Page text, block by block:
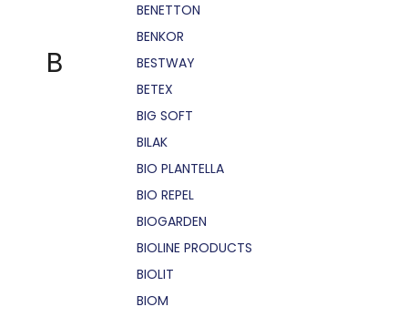
B
BENETTON
BENKOR
BESTWAY
BETEX
BIG SOFT
BILAK
BIO PLANTELLA
BIO REPEL
BIOGARDEN
BIOLINE PRODUCTS
BIOLIT
BIOM